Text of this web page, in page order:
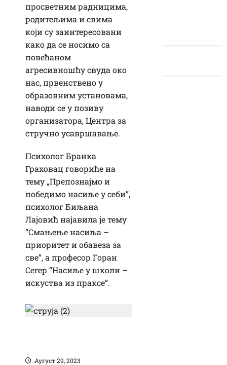
просветним радницима,
родитељима и свима
који су заинтересовани
како да се носимо са
повећаном
агресивношћу свуда око
нас, првенствено у
образовним установама,
наводи се у позиву
организатора, Центра за
стручно усавршавање.
Психолог Бранка
Граховац говориће на
тему „Препознајмо и
победимо насиље у себи”,
психолог Биљана
Лајовић најавила је тему
“Смањење насиља –
приоритет и обавеза за
све”, а професор Горан
Сегер “Насиље у школи –
искуства из праксе”.
Аугуст 29, 2023